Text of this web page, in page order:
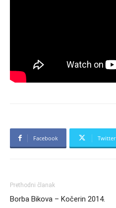
Facebook Twitter
Prethodni članak
Borba Bikova – Kočerin 2014.